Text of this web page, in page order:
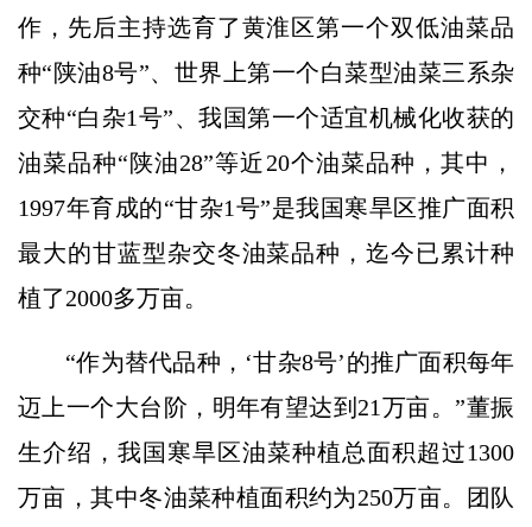
作，先后主持选育了黄淮区第一个双低油菜品
种“陕油8号”、世界上第一个白菜型油菜三系杂
交种“白杂1号”、我国第一个适宜机械化收获的
油菜品种“陕油28”等近20个油菜品种，其中，
1997年育成的“甘杂1号”是我国寒旱区推广面积
最大的甘蓝型杂交冬油菜品种，迄今已累计种
植了2000多万亩。
“作为替代品种，‘甘杂8号’的推广面积每年
迈上一个大台阶，明年有望达到21万亩。”董振
生介绍，我国寒旱区油菜种植总面积超过1300
万亩，其中冬油菜种植面积约为250万亩。团队